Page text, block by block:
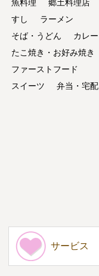
魚料理
郷土料理店
すし
ラーメン
そば・うどん
カレー
たこ焼き・お好み焼き
ファーストフード
スイーツ
弁当・宅配
サービス